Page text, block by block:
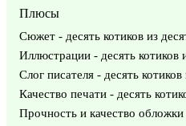
Плюсы
Сюжет - десять котиков из
Иллюстрации - десять котиков
Слог писателя - десять котиков
Качество печати - десять
Прочность и качество обложки